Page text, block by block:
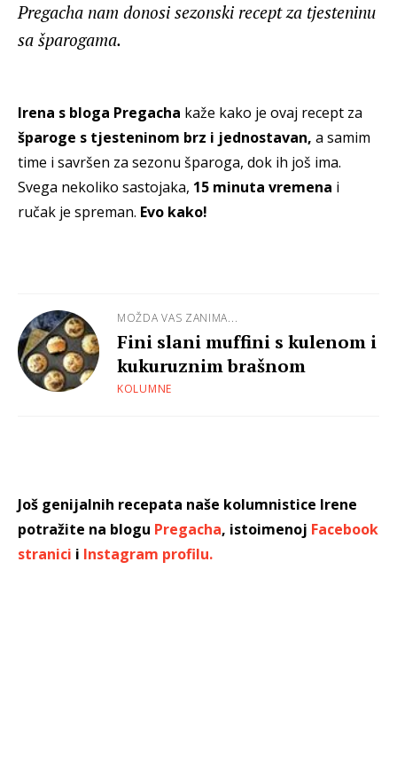
Pregacha nam donosi sezonski recept za tjesteninu
sa šparogama.
Irena s bloga Pregacha kaže kako je ovaj recept za
šparoge s tjesteninom brz i jednostavan, a samim
time i savršen za sezonu šparoga, dok ih još ima.
Svega nekoliko sastojaka, 15 minuta vremena i
ručak je spreman. Evo kako!
MOŽDA VAS ZANIMA...
Fini slani muffini s kulenom i
kukuruznim brašnom
KOLUMNE
Još genijalnih recepata naše kolumnistice Irene
potražite na blogu Pregacha, istoimenoj Facebook
stranici i Instagram profilu.